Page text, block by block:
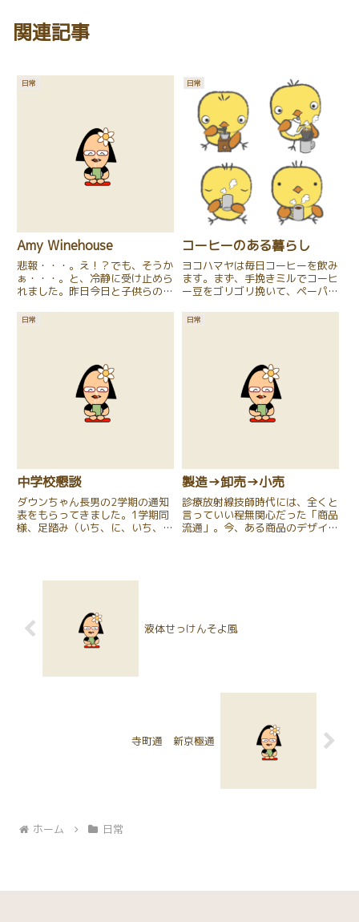
関連記事
日常
Amy Winehouse
悲報・・・。え！？でも、そうか
ぁ・・・。と、冷静に受け止めら
れました。昨日今日と子供らの行
今日、知りました。27歳。Janis
日常
コーヒーのある暮らし
ヨコハマヤは毎日コーヒーを飲み
ます。まず、手挽きミルでコーヒ
ー豆をゴリゴリ挽いて、ペーパー
ーヒーを味わって、美味
日常
中学校懇談
ダウンちゃん長男の2学期の通知
表をもらってきました。1学期同
様、足踏み（いち、に、いち、
「1」がずらっと並んで、たまに
日常
製造→卸売→小売
診療放射線技師時代には、全くと
言っていい程無関心だった「商品
流通」。今、ある商品のデザイン
液体せっけんそよ風
寺町通 新京極通
ホーム 日常